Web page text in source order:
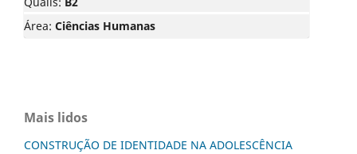
Área: Ciências Humanas
Mais lidos
CONSTRUÇÃO DE IDENTIDADE NA ADOLESCÊNCIA